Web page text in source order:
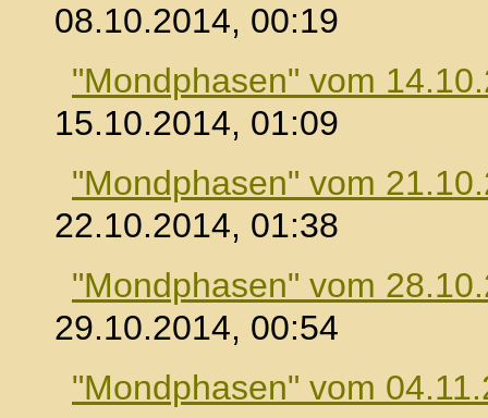
08.10.2014, 00:19
"Mondphasen" vom
15.10.2014, 01:09
"Mondphasen" vom
22.10.2014, 01:38
"Mondphasen" vom
29.10.2014, 00:54
"Mondphasen" vom